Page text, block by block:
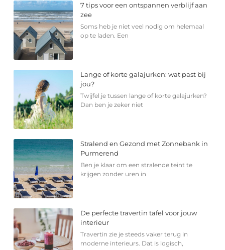
7 tips voor een ontspannen verblijf aan
zee
Soms heb je niet veel nodig om helemaal
op te laden. Een
Lange of korte galajurken: wat past bij
jou?
Twijfel je tussen lange of korte galajurken?
Dan ben je zeker niet
Stralend en Gezond met Zonnebank in
Purmerend
Ben je klaar om een stralende teint te
krijgen zonder uren in
De perfecte travertin tafel voor jouw
interieur
Travertin zie je steeds vaker terug in
moderne interieurs. Dat is logisch,